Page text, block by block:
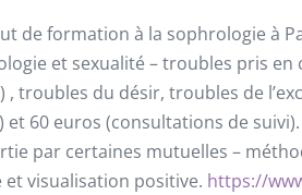
de formation à la sophrologie à
et sexualité – troubles pris en
troubles du désir, troubles de
60 euros (consultations de
par certaines mutuelles –
visualisation positive. https://